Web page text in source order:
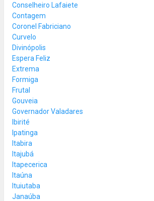
Conselheiro Lafaiete
Contagem
Coronel Fabriciano
Curvelo
Divinópolis
Espera Feliz
Extrema
Formiga
Frutal
Gouveia
Governador Valadares
Ibirité
Ipatinga
Itabira
Itajubá
Itapecerica
Itaúna
Ituiutaba
Janaúba